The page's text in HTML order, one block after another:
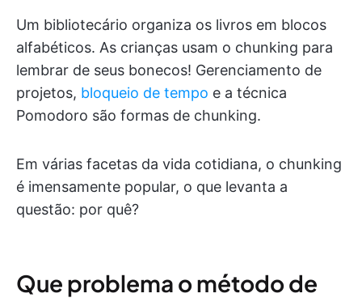
Um bibliotecário organiza os livros em blocos
alfabéticos. As crianças usam o chunking para
lembrar de seus bonecos! Gerenciamento de
projetos, bloqueio de tempo e a técnica
Pomodoro são formas de chunking.
Em várias facetas da vida cotidiana, o chunking
é imensamente popular, o que levanta a
questão: por quê?
Que problema o método de